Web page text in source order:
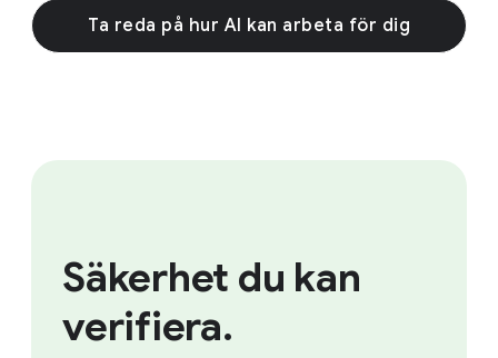
Ta reda på hur AI kan arbeta för dig
Säkerhet du kan
verifiera.